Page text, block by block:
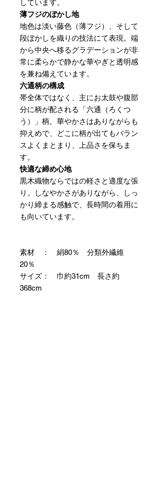
しています。
薄フジのぼかし地
地色は淡い藤色（薄フジ）、そして
段ぼかしを織りの技法にて表現。端
から中央へ移るグラデーションが非
常に柔らかで静かな華やぎと透明感
を兼ね備えています。
六通柄の構成
帯全体ではなく、主にお太鼓や腹部
分に柄が配される「六通（ろくつ
う）」柄。華やかさはありながらも
抑えめで、どこに柄が出てもバラン
スよくまとまり、上品さを保ちま
す。
快適な締め心地
黒木織物ならではの軽さと適度な張
り。しなやかさがありながら、しっ
かり締まる感触で、長時間の着用に
も向いています。
素材 ： 絹80％ 分類外繊維
20％
サイズ： 巾約31cm 長さ約
368cm